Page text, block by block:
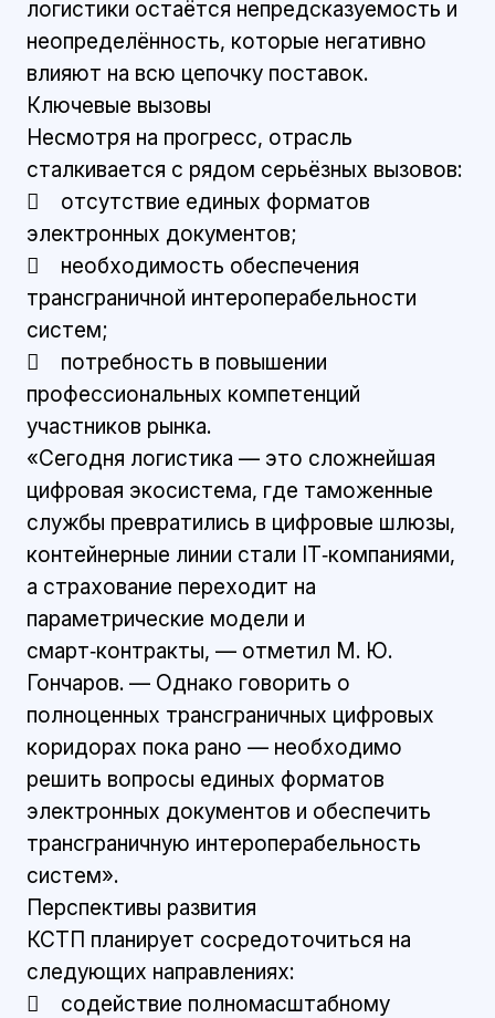
логистики остаётся непредсказуемость и
неопределённость, которые негативно
влияют на всю цепочку поставок.
Ключевые вызовы
Несмотря на прогресс, отрасль
сталкивается с рядом серьёзных вызовов:
 отсутствие единых форматов
электронных документов;
 необходимость обеспечения
трансграничной интероперабельности
систем;
 потребность в повышении
профессиональных компетенций
участников рынка.
«Сегодня логистика — это сложнейшая
цифровая экосистема, где таможенные
службы превратились в цифровые шлюзы,
контейнерные линии стали IT‑компаниями,
а страхование переходит на
параметрические модели и
смарт‑контракты, — отметил М. Ю.
Гончаров. — Однако говорить о
полноценных трансграничных цифровых
коридорах пока рано — необходимо
решить вопросы единых форматов
электронных документов и обеспечить
трансграничную интероперабельность
систем».
Перспективы развития
КСТП планирует сосредоточиться на
следующих направлениях:
 содействие полномасштабному